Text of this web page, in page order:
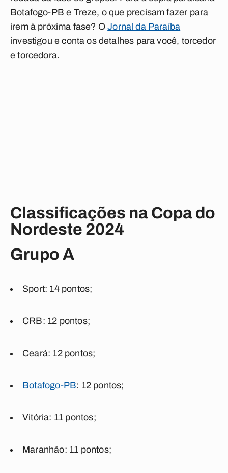
Botafogo-PB e Treze, o que precisam fazer para
irem à próxima fase? OJornal da Paraíba
investigou e conta os detalhes para você, torcedor
e torcedora.
Classificações na Copa do
Nordeste 2024
Grupo A
Sport: 14 pontos;
CRB: 12 pontos;
Ceará: 12 pontos;
Botafogo-PB: 12 pontos;
Vitória: 11 pontos;
Maranhão: 11 pontos;